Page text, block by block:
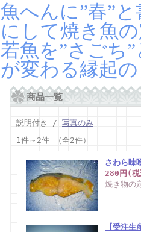
魚へんに”春”
にして焼き魚
若魚を”さごち
が変わる縁起
商品一覧
説明付き / 写真のみ
1件～2件 （全2件）
さわら味
280円(
焼き物の
【受注